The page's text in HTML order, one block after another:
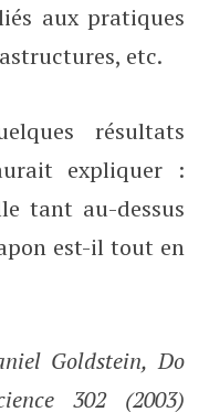
aux pratiques
etc.
résultats
expliquer :
tant au-dessus
est-il tout en
Goldstein, Do
302 (2003)